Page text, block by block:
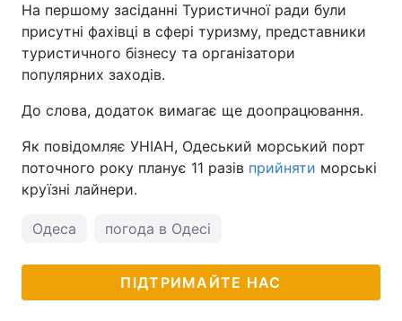
На першому засіданні Туристичної ради були
присутні фахівці в сфері туризму, представники
туристичного бізнесу та організатори
популярних заходів.
До слова, додаток вимагає ще доопрацювання.
Як повідомляє УНІАН, Одеський морський порт
поточного року планує 11 разів прийняти морські
круїзні лайнери.
Одеса погода в Одесі
ПІДТРИМАЙТЕ НАС